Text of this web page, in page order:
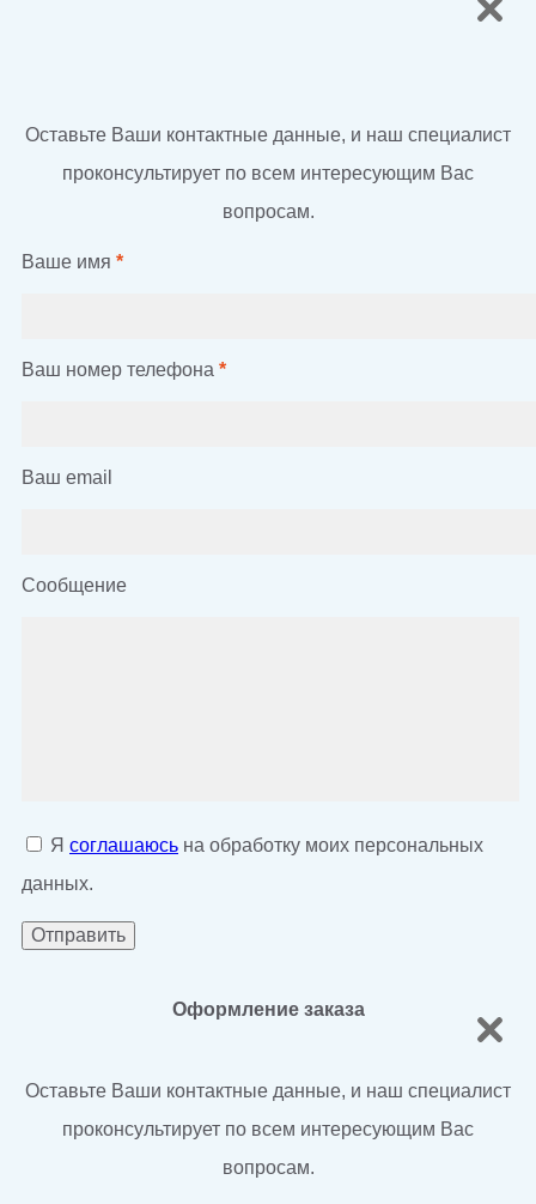
Оставьте Ваши контактные данные, и наш специалист
проконсультирует по всем интересующим Вас
вопросам.
Ваше имя *
Ваш номер телефона *
Ваш email
Сообщение
Я соглашаюсь на обработку моих персональных
данных.
Оформление заказа
Оставьте Ваши контактные данные, и наш специалист
проконсультирует по всем интересующим Вас
вопросам.